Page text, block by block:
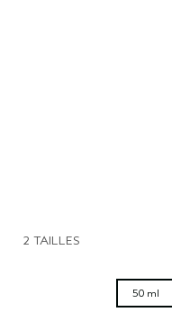
2 TAILLES
50 ml